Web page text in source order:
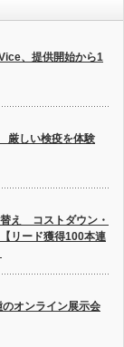
、提供開始から1
しい検疫を体験
え コストダウン・
リード獲得100本連
オンライン展示会